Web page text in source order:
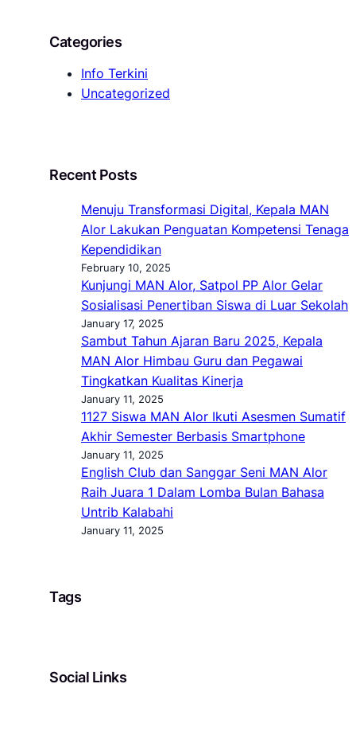
Categories
Info Terkini
Uncategorized
Recent Posts
Menuju Transformasi Digital, Kepala MAN
Alor Lakukan Penguatan Kompetensi Tenaga
Kependidikan
February 10, 2025
Kunjungi MAN Alor, Satpol PP Alor Gelar
Sosialisasi Penertiban Siswa di Luar Sekolah
January 17, 2025
Sambut Tahun Ajaran Baru 2025, Kepala
MAN Alor Himbau Guru dan Pegawai
Tingkatkan Kualitas Kinerja
January 11, 2025
1127 Siswa MAN Alor Ikuti Asesmen Sumatif
Akhir Semester Berbasis Smartphone
January 11, 2025
English Club dan Sanggar Seni MAN Alor
Raih Juara 1 Dalam Lomba Bulan Bahasa
Untrib Kalabahi
January 11, 2025
Tags
Social Links